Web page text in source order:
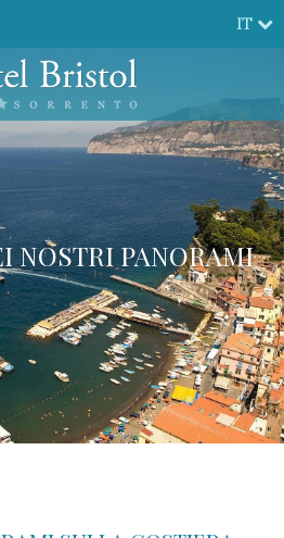
IT
NOSTRI PANORAMI